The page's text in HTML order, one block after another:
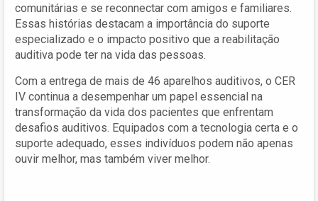
comunitárias e se reconnectar com amigos e familiares.
Essas histórias destacam a importância do suporte
especializado e o impacto positivo que a reabilitação
auditiva pode ter na vida das pessoas.
Com a entrega de mais de 46 aparelhos auditivos, o CER
IV continua a desempenhar um papel essencial na
transformação da vida dos pacientes que enfrentam
desafios auditivos. Equipados com a tecnologia certa e o
suporte adequado, esses indivíduos podem não apenas
ouvir melhor, mas também viver melhor.